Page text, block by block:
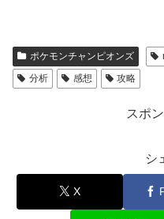
ポケモンチャンピオンズ
分析
感想 攻略
スポ
シ
X